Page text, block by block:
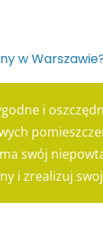
w
i
swój
i zrealizuj